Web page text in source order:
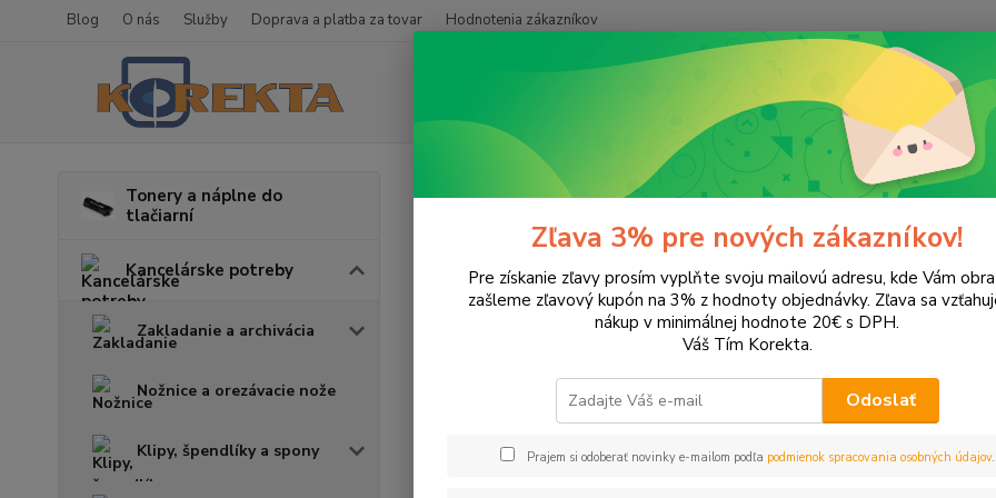
Blog O nás Služby Doprava a platba za tovar Hodnotenia zákazníkov
Tonery a náplne do
tlačiarní
Kancelárske potreby
Zakladanie a archivácia
Nožnice a orezávacie nože
Klipy, špendlíky a spony
Kancelárske potreby Plánovanie a prezentácia Kalendáre, diáre
Upresniť parametre
EUR Od
Zľava 3% pre nových zákazníkov!
Pre získanie zľavy prosím vyplňte svoju mailovú adresu, kde Vám
zašleme zľavový kupón na 3% z hodnoty objednávky. Zľava sa
nákup v minimálnej hodnote 20€ s DPH.
Váš Tím Korekta.
Odoslať
Prajem si odoberať novinky e-mailom podľa podmienok spracovania osobných údajov.